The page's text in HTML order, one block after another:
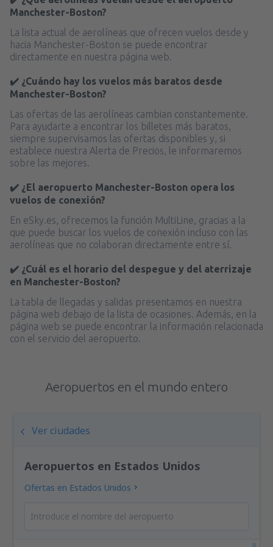
Manchester-Boston?
La lista actual de aerolíneas que ofrecen vuelos desde y
hacia Manchester-Boston se puede encontrar
directamente en nuestra página web.
✔️ ¿Cuándo hay los vuelos más baratos desde
Manchester-Boston?
Las ofertas de las aerolíneas cambian constantemente.
Para ayudarte a encontrar los billetes más baratos,
siempre supervisamos las ofertas disponibles y, si
establece nuestra Alerta de Precios, le informaremos
sobre las mejores.
✔️ ¿El aeropuerto Manchester-Boston opera los
vuelos de conexión?
En eSky.es, ofrecemos la función MultiLine, gracias a la
que puede buscar los vuelos de conexión incluso con las
aerolíneas que no colaboran directamente entre sí.
✔️ ¿Cuál es el horario del despegue y del aterrizaje
en Manchester-Boston?
La tabla de llegadas y salidas presentamos en nuestra
página web debajo de la lista de ocasiones. Además, en la
página web se puede encontrar la información relacionada
con el servicio del aeropuerto.
Aeropuertos en el mundo entero
Ver ciudades
Aeropuertos en Estados Unidos
Ofertas en Estados Unidos